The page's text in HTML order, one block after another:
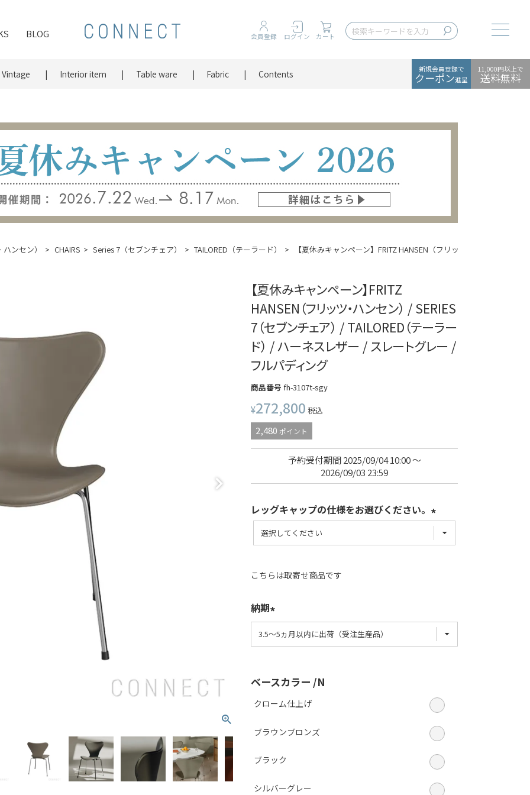
BLOG 会員登録 ログイン カート
Vintage Interior item Table ware Fabric Contents 新規会員登録で
クーポン進呈
11,000円以上で
送料無料
ンセン） CHAIRS Series 7（セブンチェア） TAILORED（テーラード） 【夏休みキャンペーン】FRITZ HANSEN（フリッツ・ハンセン） /
【夏休みキャンペーン】FRITZ
HANSEN（フリッツ・ハンセン） / SERIES
7（セブンチェア） / TAILORED（テーラー
ド） / ハーネスレザー / スレートグレー /
フルパディング
商品番号 fh-3107t-sgy
¥272,800 税込
2,480 ポイント
予約受付期間 2025/09/04 10:00〜
2026/09/03 23:59
レッグキャップの仕様をお選びください。
こちらは取寄せ商品です
納期
ベースカラー N
クローム仕上げ
ブラウンブロンズ
ブラック
シルバーグレー